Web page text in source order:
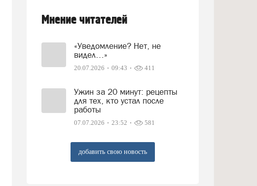
Мнение читателей
«Уведомление? Нет, не
видел…»
20.07.2026 09:43 411
Ужин за 20 минут: рецепты
для тех, кто устал после
работы
07.07.2026 23:52 581
добавить свою новость